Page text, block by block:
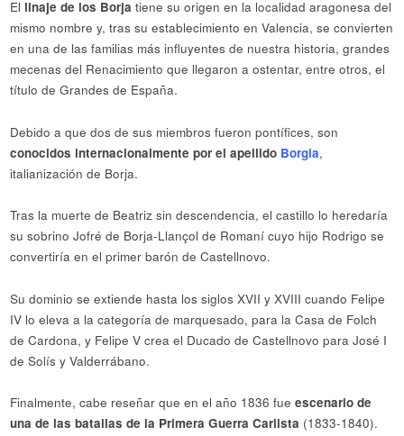
El linaje de los Borja tiene su origen en la localidad aragonesa del
mismo nombre y, tras su establecimiento en Valencia, se convierten
en una de las familias más influyentes de nuestra historia, grandes
mecenas del Renacimiento que llegaron a ostentar, entre otros, el
título de Grandes de España.
Debido a que dos de sus miembros fueron pontífices, son
conocidos internacionalmente por el apellido Borgia,
italianización de Borja.
Tras la muerte de Beatriz sin descendencia, el castillo lo heredaría
su sobrino Jofré de Borja-Llançol de Romaní cuyo hijo Rodrigo se
convertiría en el primer barón de Castellnovo.
Su dominio se extiende hasta los siglos XVII y XVIII cuando Felipe
IV lo eleva a la categoría de marquesado, para la Casa de Folch
de Cardona, y Felipe V crea el Ducado de Castellnovo para José I
de Solís y Valderrábano.
Finalmente, cabe reseñar que en el año 1836 fueescenario de
una de las batallas de la Primera Guerra Carlista (1833-1840).